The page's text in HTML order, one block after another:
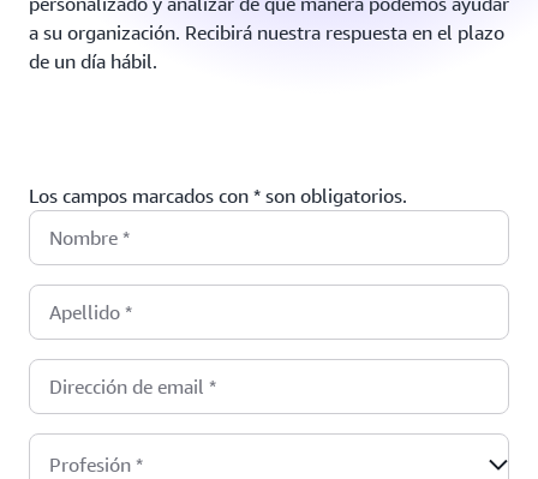
a su organización. Recibirá nuestra respuesta en el plazo
de un día hábil.
Los campos marcados con * son obligatorios.
Nombre *
Apellido *
Dirección de email *
Profesión *